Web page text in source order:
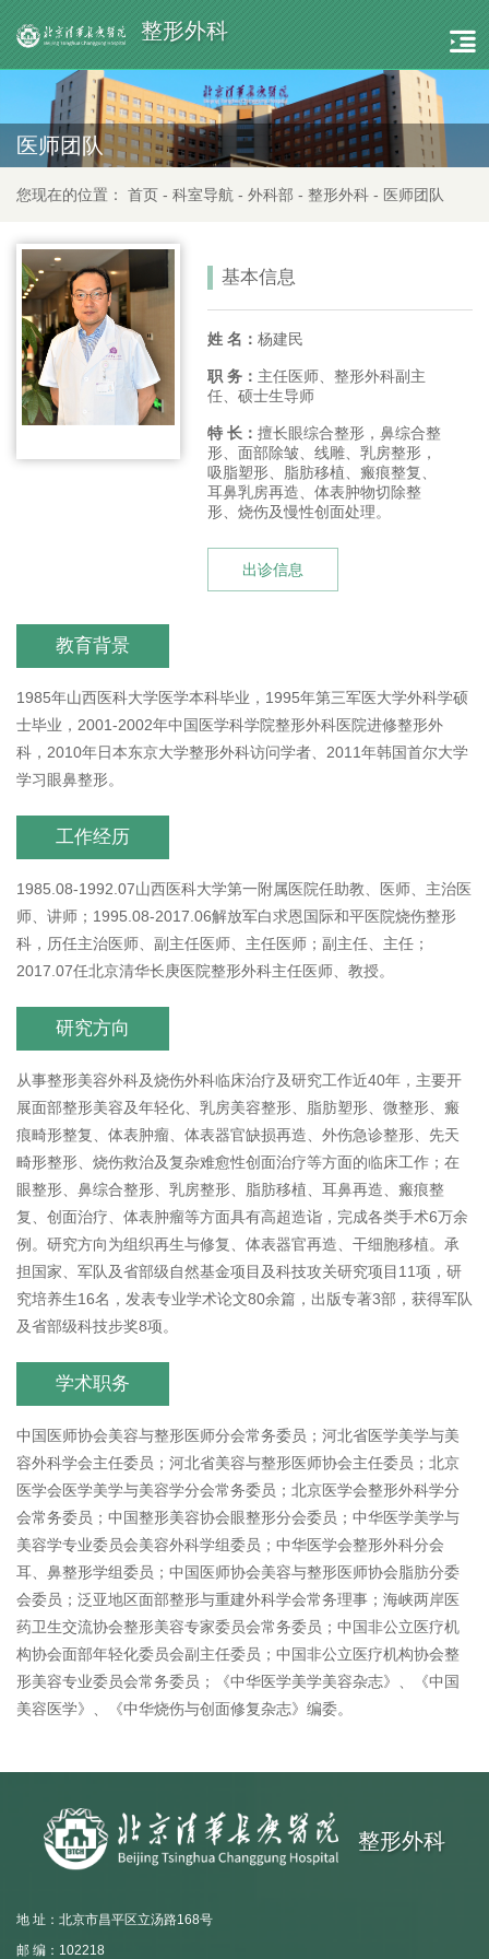
整形外科
医师团队
您现在的位置： 首页 - 科室导航 - 外科部 - 整形外科 - 医师团队
基本信息
姓 名： 杨建民
职 务： 主任医师、整形外科副主
任、硕士生导师
特 长： 擅长眼综合整形，鼻综合整
形、面部除皱、线雕、乳房整形，
吸脂塑形、脂肪移植、瘢痕整复、
耳鼻乳房再造、体表肿物切除整
形、烧伤及慢性创面处理。
出诊信息
教育背景
1985年山西医科大学医学本科毕业，1995年第三军医大学外科学硕
士毕业，2001-2002年中国医学科学院整形外科医院进修整形外
科，2010年日本东京大学整形外科访问学者、2011年韩国首尔大学
学习眼鼻整形。
工作经历
1985.08-1992.07山西医科大学第一附属医院任助教、医师、主治医
师、讲师；1995.08-2017.06解放军白求恩国际和平医院烧伤整形
科，历任主治医师、副主任医师、主任医师；副主任、主任；
2017.07任北京清华长庚医院整形外科主任医师、教授。
研究方向
从事整形美容外科及烧伤外科临床治疗及研究工作近40年，主要开
展面部整形美容及年轻化、乳房美容整形、脂肪塑形、微整形、瘢
痕畸形整复、体表肿瘤、体表器官缺损再造、外伤急诊整形、先天
畸形整形、烧伤救治及复杂难愈性创面治疗等方面的临床工作；在
眼整形、鼻综合整形、乳房整形、脂肪移植、耳鼻再造、瘢痕整
复、创面治疗、体表肿瘤等方面具有高超造诣，完成各类手术6万余
例。研究方向为组织再生与修复、体表器官再造、干细胞移植。承
担国家、军队及省部级自然基金项目及科技攻关研究项目11项，研
究培养生16名，发表专业学术论文80余篇，出版专著3部，获得军队
及省部级科技步奖8项。
学术职务
中国医师协会美容与整形医师分会常务委员；河北省医学美学与美
容外科学会主任委员；河北省美容与整形医师协会主任委员；北京
医学会医学美学与美容学分会常务委员；北京医学会整形外科学分
会常务委员；中国整形美容协会眼整形分会委员；中华医学美学与
美容学专业委员会美容外科学组委员；中华医学会整形外科分会
耳、鼻整形学组委员；中国医师协会美容与整形医师协会脂肪分委
会委员；泛亚地区面部整形与重建外科学会常务理事；海峡两岸医
药卫生交流协会整形美容专家委员会常务委员；中国非公立医疗机
构协会面部年轻化委员会副主任委员；中国非公立医疗机构协会整
形美容专业委员会常务委员；《中华医学美学美容杂志》、《中国
美容医学》、《中华烧伤与创面修复杂志》编委。
整形外科
地 址：北京市昌平区立汤路168号
邮 编：102218